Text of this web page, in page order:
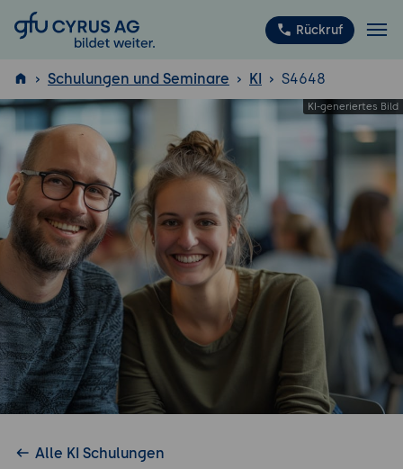
GFU Cyrus AG Rückruf
ISTQB
Schulungen und Seminare KI S4648
Alle KI Schulungen